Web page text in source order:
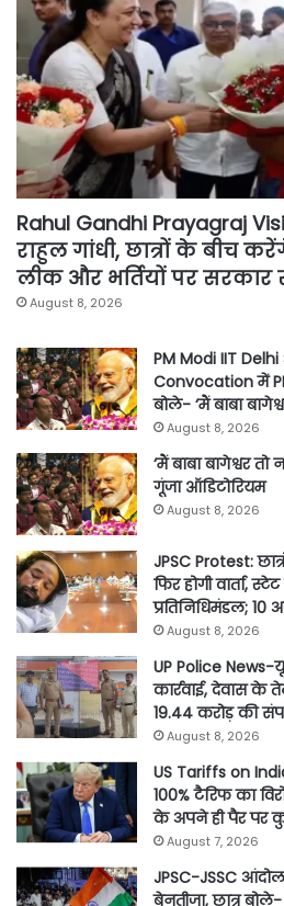
Rahul Gandhi Prayagraj
राहुल गांधी, छात्रों के बीच
लीक और भर्तियों पर
August 8, 2026
PM Modi IIT
Convocation में
बोले- ‘मैं बाबा
August 8, 2026
‘मैं बाबा बागेश्वर तो
गूंजा ऑडिटोरियम
August 8, 2026
JPSC Protest:
फिर होगी वार्ता,
प्रतिनिधिमंडल;
August 8, 2026
UP Police News-
कार्रवाई, देवास के
19.44 करोड़ की
August 8, 2026
US Tariffs on
100% टैरिफ का
के अपने ही पैर पर
August 7, 2026
JPSC-JSSC
बेनतीजा, छात्र